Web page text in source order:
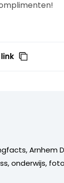
Arnhem
onderwijs,